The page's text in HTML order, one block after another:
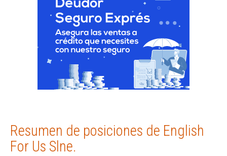
Resumen de posiciones de English
For Us Slne.